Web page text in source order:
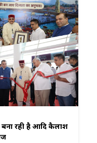
बना रही है आदि कैलाश